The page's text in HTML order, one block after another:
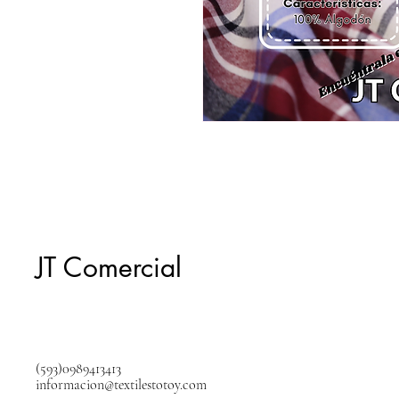
JT Comercial
(593)0989413413
informacion@textilestotoy.com